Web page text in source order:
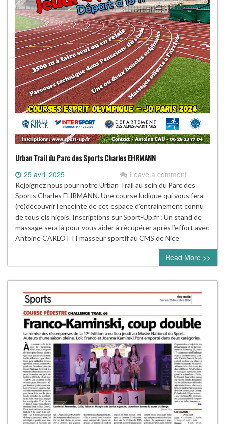
Urban Trail du Parc des Sports Charles EHRMANN
25 avril 2025 Leave a comment
Rejoignez nous pour notre Urban Trail au sein du Parc des
Sports Charles EHRMANN. Une course ludique qui vous fera
(re)découvrir l’enceinte de cet espace d’entrainement connu
de tous els niçois. Inscriptions sur Sport-Up.fr : Un stand de
massage sera là pour vous aider à récupérer après l’effort avec
Antoine CARLOTTI masseur sportif au CMS de Nice
Read More >>